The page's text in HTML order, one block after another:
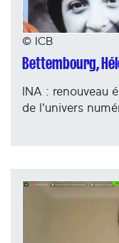
© ICB
Bettembourg,
INA : renouveau
de l'univers